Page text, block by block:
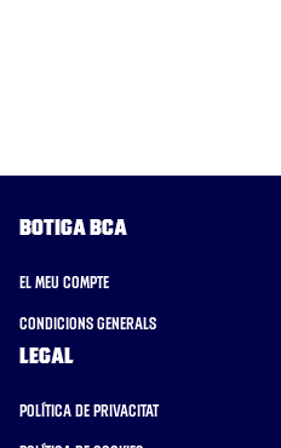
Botiga BCA
El meu compte
Condicions generals
Legal
Política de privacitat